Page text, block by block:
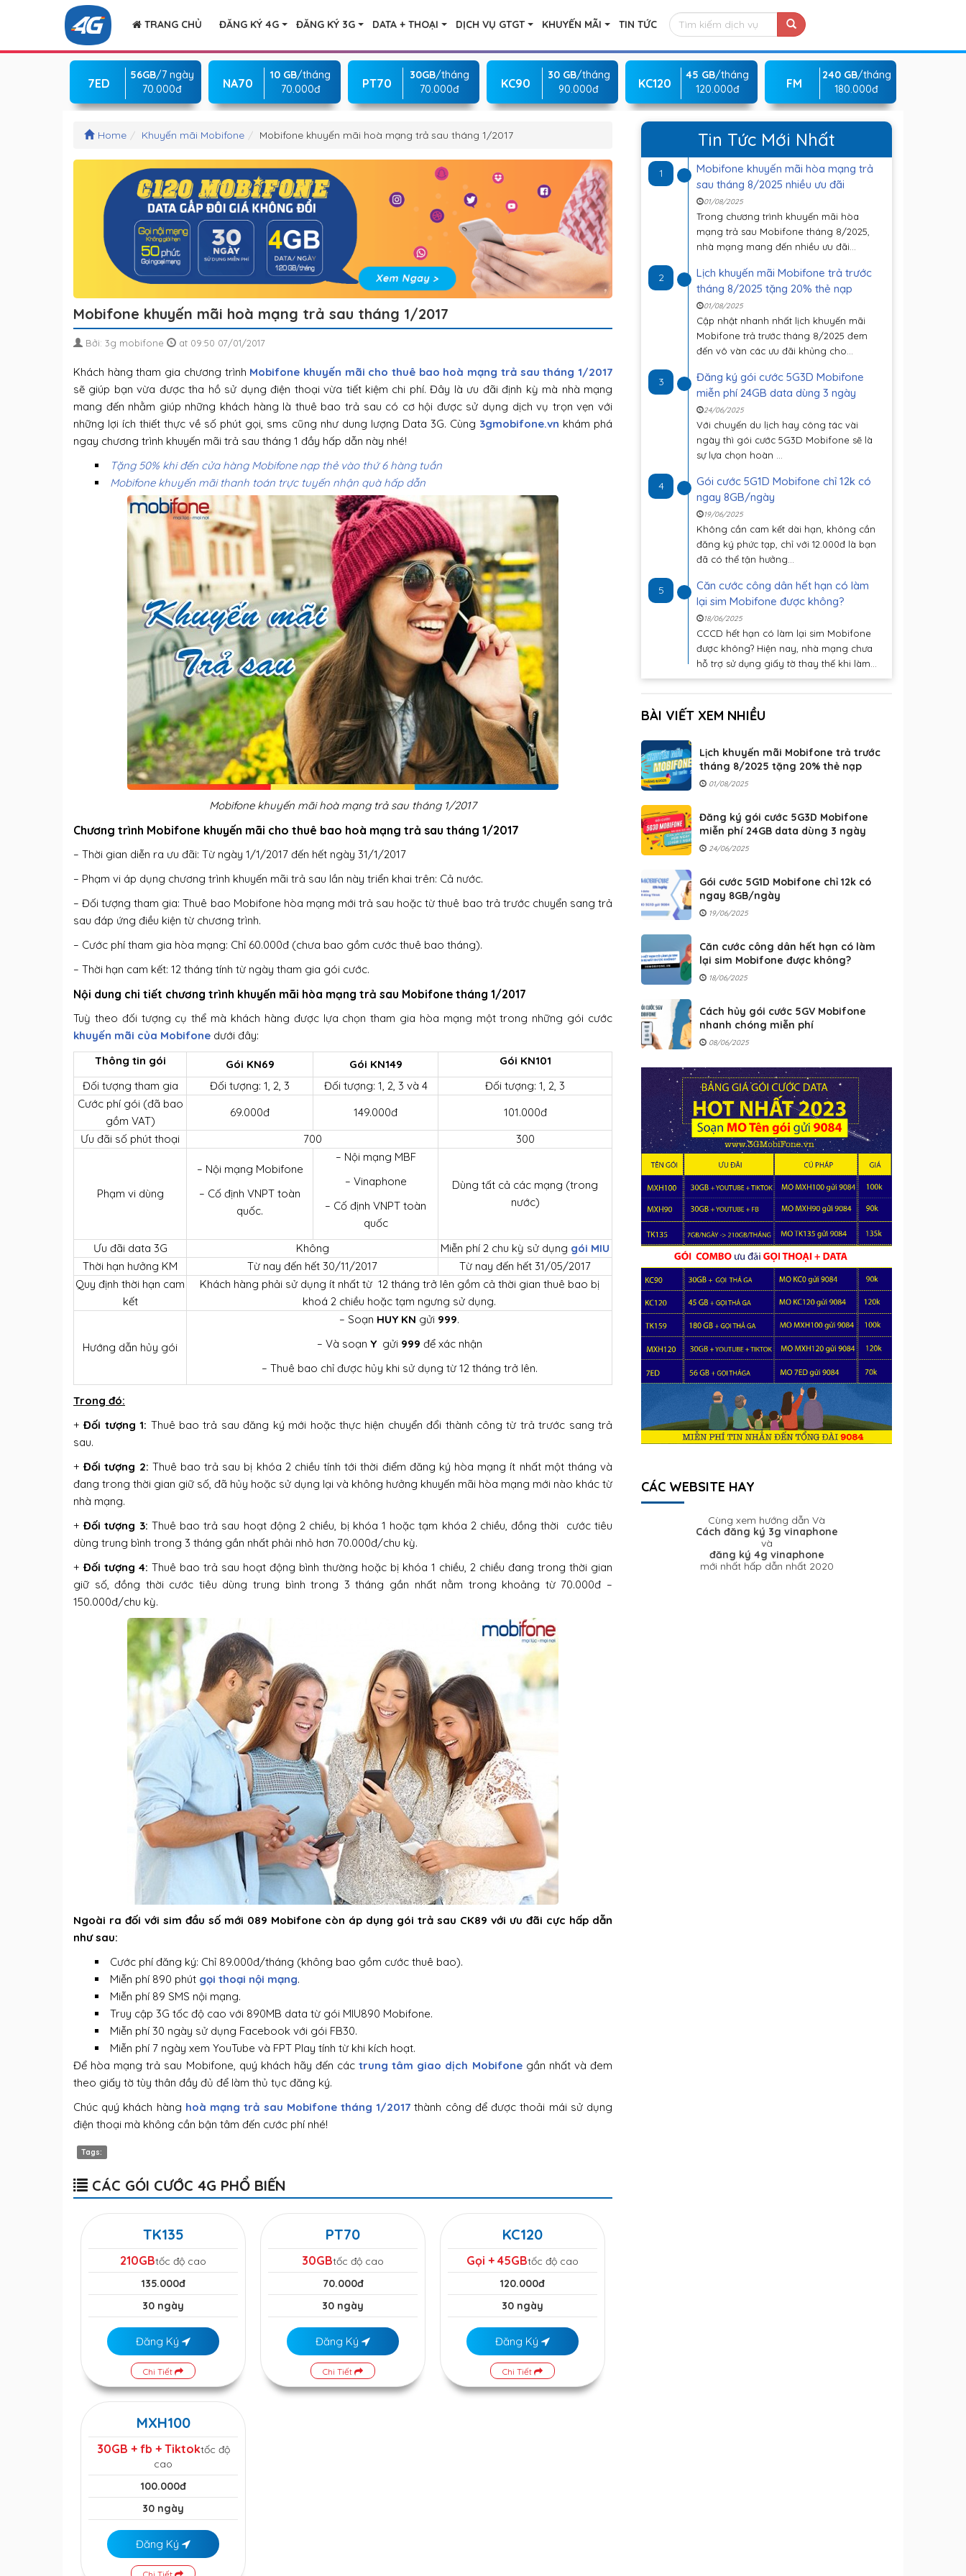
TRANG CHỦ ĐĂNG KÝ 4G ĐĂNG KÝ 3G DATA + THOẠI DỊCH VỤ GTGT KHUYẾN MÃI TIN TỨC
7ED
56GB/7 ngày
70.000đ
NA70
10 GB/tháng
70.000đ
PT70
30GB/tháng
70.000đ
KC90
30 GB/tháng
90.000đ
KC120
45 GB/tháng
120.000đ
FM
240 GB/tháng
180.000đ
Home Khuyến mãi Mobifone Mobifone khuyến mãi hoà mạng trả sau tháng 1/2017
Mobifone khuyến mãi hoà mạng trả sau tháng 1/2017
Bởi: 3g mobifone at 09:50 07/01/2017
Khách hàng tham gia chương trình Mobifone khuyến mãi cho thuê bao hoà mạng trả sau tháng 1/2017
sẽ giúp bạn vừa được tha hồ sử dụng điện thoại vừa tiết kiệm chi phí. Đây là ưu đãi định kỳ mà nhà mạng
mang đến nhằm giúp những khách hàng là thuê bao trả sau có cơ hội được sử dụng dịch vụ trọn vẹn với
những lợi ích thiết thực về số phút gọi, sms cũng như dung lượng Data 3G. Cùng 3gmobifone.vn khám phá
ngay chương trình khuyến mãi trả sau tháng 1 đầy hấp dẫn này nhé!
Tặng 50% khi đến cửa hàng Mobifone nạp thẻ vào thứ 6 hàng tuần
Mobifone khuyến mãi thanh toán trực tuyến nhận quà hấp dẫn
Mobifone khuyến mãi hoà mạng trả sau tháng 1/2017
Chương trình Mobifone khuyến mãi cho thuê bao hoà mạng trả sau tháng 1/2017
– Thời gian diễn ra ưu đãi: Từ ngày 1/1/2017 đến hết ngày 31/1/2017
– Phạm vi áp dụng chương trình khuyến mãi trả sau lần này triển khai trên: Cả nước.
– Đối tượng tham gia: Thuê bao Mobifone hòa mạng mới trả sau hoặc từ thuê bao trả trước chuyển sang trả
sau đáp ứng điều kiện từ chương trình.
– Cước phí tham gia hòa mạng: Chỉ 60.000đ (chưa bao gồm cước thuê bao tháng).
– Thời hạn cam kết: 12 tháng tính từ ngày tham gia gói cước.
Nội dung chi tiết chương trình khuyến mãi hòa mạng trả sau Mobifone tháng 1/2017
Tuỳ theo đối tượng cụ thể mà khách hàng được lựa chọn tham gia hòa mạng một trong những gói cước
khuyến mãi của Mobifone dưới đây:
Thông tin gói
Gói KN69 Gói KN149
Gói KN101
Đối tượng tham gia
Đối tượng: 1, 2, 3 Đối tượng: 1, 2, 3 và 4
Đối tượng: 1, 2, 3
Cước phí gói (đã bao
gồm VAT)
69.000đ 149.000đ
101.000đ
Ưu đãi số phút thoại
700 300
Phạm vi dùng
– Nội mạng Mobifone
– Cố định VNPT toàn
quốc.
– Nội mạng MBF
– Vinaphone
– Cố định VNPT toàn
quốc
Dùng tất cả các mạng (trong
nước)
Ưu đãi data 3G Không Miễn phí 2 chu kỳ sử dụng gói MIU
Thời hạn hưởng KM
Từ nay đến hết 30/11/2017
Từ nay đến hết 31/05/2017
Quy định thời hạn cam
kết
Khách hàng phải sử dụng ít nhất từ 12 tháng trở lên gồm cả thời gian thuê bao bị
khoá 2 chiều hoặc tạm ngưng sử dụng.
Hướng dẫn hủy gói
– Soạn HUY KN gửi 999.
– Và soạn Y gửi 999 để xác nhận
– Thuê bao chỉ được hủy khi sử dụng từ 12 tháng trở lên.
Trong đó:
+Đối tượng 1: Thuê bao trả sau đăng ký mới hoặc thực hiện chuyển đổi thành công từ trả trước sang trả
sau.
+Đối tượng 2: Thuê bao trả sau bị khóa 2 chiều tính tới thời điểm đăng ký hòa mạng ít nhất một tháng và
đang trong thời gian giữ số, đã hủy hoặc sử dụng lại và không hưởng khuyến mãi hòa mạng mới nào khác từ
nhà mạng.
+Đối tượng 3: Thuê bao trả sau hoạt động 2 chiều, bị khóa 1 hoặc tạm khóa 2 chiều, đồng thời cước tiêu
dùng trung bình trong 3 tháng gần nhất phải nhỏ hơn 70.000đ/chu kỳ.
+ Đối tượng 4: Thuê bao trả sau hoạt động bình thường hoặc bị khóa 1 chiều, 2 chiều đang trong thời gian
giữ số, đồng thời cước tiêu dùng trung bình trong 3 tháng gần nhất nằm trong khoảng từ 70.000đ –
150.000đ/chu kỳ.
Ngoài ra đối với sim đầu số mới 089 Mobifone còn áp dụng gói trả sau CK89 với ưu đãi cực hấp dẫn
như sau:
Cước phí đăng ký: Chỉ 89.000đ/tháng (không bao gồm cước thuê bao).
Miễn phí 890 phút gọi thoại nội mạng.
Miễn phí 89 SMS nội mạng.
Truy cập 3G tốc độ cao với 890MB data từ gói MIU890 Mobifone.
Miễn phí 30 ngày sử dụng Facebook với gói FB30.
Miễn phí 7 ngày xem YouTube và FPT Play tính từ khi kích hoạt.
Để hòa mạng trả sau Mobifone, quý khách hãy đến cáctrung tâm giao dịch Mobifonegần nhất và đem
theo giấy tờ tùy thân đầy đủ để làm thủ tục đăng ký.
Chúc quý khách hàng hoà mạng trả sau Mobifone tháng 1/2017 thành công để được thoải mái sử dụng
điện thoại mà không cần bận tâm đến cước phí nhé!
Tags:
CÁC GÓI CƯỚC 4G PHỔ BIẾN
TK135
210GBtốc độ cao
135.000đ
30 ngày
Đăng Ký
Chi Tiết
PT70
30GBtốc độ cao
70.000đ
30 ngày
Đăng Ký
Chi Tiết
KC120
Gọi + 45GBtốc độ cao
120.000đ
30 ngày
Đăng Ký
Chi Tiết
MXH100
30GB + fb + Tiktoktốc độ
cao
100.000đ
30 ngày
Đăng Ký
Tin Tức Mới Nhất
1
Mobifone khuyến mãi hòa mạng trả
sau tháng 8/2025 nhiều ưu đãi
01/08/2025
Trong chương trình khuyến mãi hòa
mạng trả sau Mobifone tháng 8/2025,
nhà mạng mang đến nhiều ưu đãi...
2
Lịch khuyến mãi Mobifone trả trước
tháng 8/2025 tặng 20% thẻ nạp
01/08/2025
Cập nhật nhanh nhất lịch khuyến mãi
Mobifone trả trước tháng 8/2025 đem
đến vô vàn các ưu đãi khủng cho...
3
Đăng ký gói cước 5G3D Mobifone
miễn phí 24GB data dùng 3 ngày
24/06/2025
Với chuyến du lịch hay công tác vài
ngày thì gói cước 5G3D Mobifone sẽ là
sự lựa chọn hoàn ...
4
Gói cước 5G1D Mobifone chỉ 12k có
ngay 8GB/ngày
19/06/2025
Không cần cam kết dài hạn, không cần
đăng ký phức tạp, chỉ với 12.000đ là bạn
đã có thể tận hưởng...
5
Căn cước công dân hết hạn có làm
lại sim Mobifone được không?
18/06/2025
CCCD hết hạn có làm lại sim Mobifone
được không? Hiện nay, nhà mạng chưa
hỗ trợ sử dụng giấy tờ thay thế khi làm...
BÀI VIẾT XEM NHIỀU
Lịch khuyến mãi Mobifone trả trước
tháng 8/2025 tặng 20% thẻ nạp
01/08/2025
Đăng ký gói cước 5G3D Mobifone
miễn phí 24GB data dùng 3 ngày
24/06/2025
Gói cước 5G1D Mobifone chỉ 12k có
ngay 8GB/ngày
19/06/2025
Căn cước công dân hết hạn có làm
lại sim Mobifone được không?
18/06/2025
Cách hủy gói cước 5GV Mobifone
nhanh chóng miễn phí
08/06/2025
CÁC WEBSITE HAY
Cùng xem hướng dẫn Và
Cách đăng ký 3g vinaphone
và
đăng ký 4g vinaphone
mới nhất hấp dẫn nhất 2020